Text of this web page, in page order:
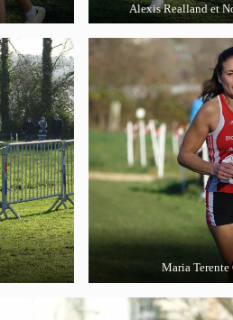
Alexis Realland et
Maria Terente